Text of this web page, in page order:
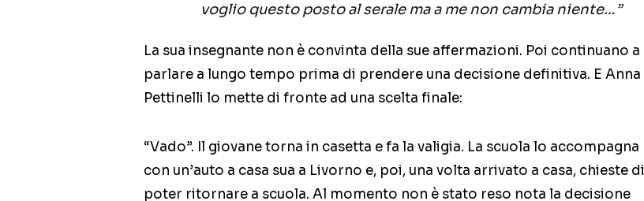
voglio questo posto al serale ma a me non cambia niente…”
La sua insegnante non è convinta della sue affermazioni. Poi continuano a
parlare a lungo tempo prima di prendere una decisione definitiva. E Anna
Pettinelli lo mette di fronte ad una scelta finale:
“Vado”. Il giovane torna in casetta e fa la valigia. La scuola lo accompagna
con un’auto a casa sua a Livorno e, poi, una volta arrivato a casa, chieste di
poter ritornare a scuola. Al momento non è stato reso nota la decisione